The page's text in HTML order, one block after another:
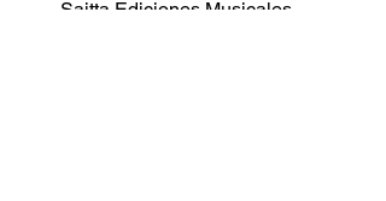
Saitta Ediciones Musicales –